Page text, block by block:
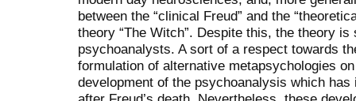
between the “clinical Freud” and the
theory “The Witch”. Despite this, the theory
psychoanalysts. A sort of a respect towards
formulation of alternative metapsychologies
development of the psychoanalysis which